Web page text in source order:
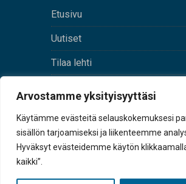
Arvostamme yksityisyyttäsi
Käytämme evästeitä selauskokemuksesi
sisällön tarjoamiseksi ja liikenteemme
Hyväksyt evästeidemme käytön
kaikki”.
Etusivu
Uutiset
Tilaa lehti
tunnus 0167229-8